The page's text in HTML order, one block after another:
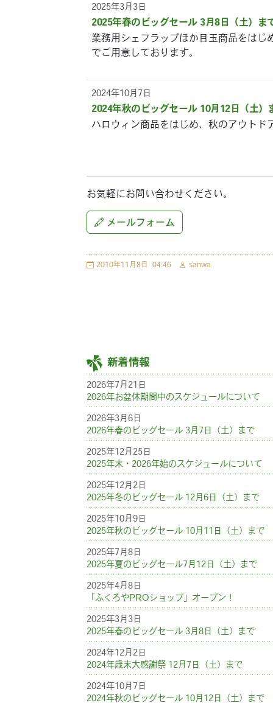
2025年3月3日
2025年春のビッグセール 3月8日（土）ま
業務用シェフラップほか目玉商品をはじ
でご用意しております。
2024年10月7日
2024年秋のビッグセール 10月12日（土）
ハロウィン商品をはじめ、秋のアウトド
お気軽にお問い合わせください。
メールフォーム
2010年11月8日 04:46 sanwa
新着情報
2026年7月21日
2026年お盆休期間中のスケジュールについて
2026年3月6日
2026年春のビッグセール 3月7日（土）まで
2025年12月25日
2025年末・2026年始のスケジュールについて
2025年12月2日
2025年冬のビッグセール 12月6日（土）まで
2025年10月9日
2025年秋のビッグセール 10月11日（土）まで
2025年7月8日
2025年夏のビッグセール7月12日（土）まで
2025年4月8日
「ふくろやPROショップ」オープン！
2025年3月3日
2025年春のビッグセール 3月8日（土）まで
2024年12月2日
2024年歳末大感謝祭 12月7日（土）まで
2024年10月7日
2024年秋のビッグセール 10月12日（土）まで